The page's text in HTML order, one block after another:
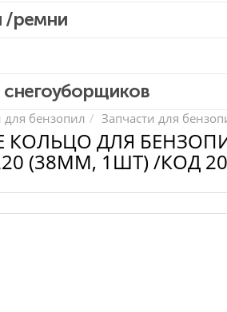
и отбойных молотков
(болгарок)
другие
устройства
узлы
/ремни
снегоуборщиков
для бензопил Запчасти для
ДЛЯ
(38ММ, 1ШТ) /КОД